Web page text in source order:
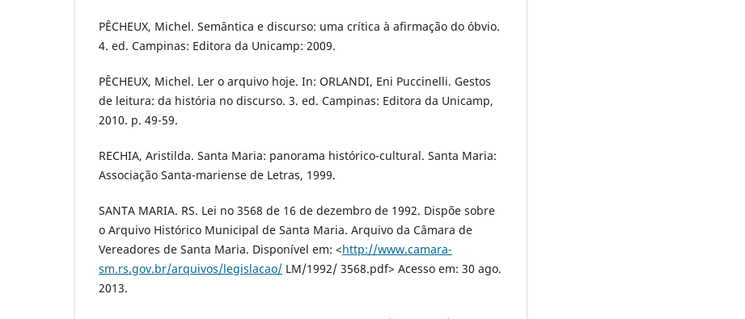
PÊCHEUX, Michel. Semântica e discurso: uma crítica à afirmação do óbvio.
4. ed. Campinas: Editora da Unicamp: 2009.
PÊCHEUX, Michel. Ler o arquivo hoje. In: ORLANDI, Eni Puccinelli. Gestos
de leitura: da história no discurso. 3. ed. Campinas: Editora da Unicamp,
2010. p. 49-59.
RECHIA, Aristilda. Santa Maria: panorama histórico-cultural. Santa Maria:
Associação Santa-mariense de Letras, 1999.
SANTA MARIA. RS. Lei no 3568 de 16 de dezembro de 1992. Dispõe sobre
o Arquivo Histórico Municipal de Santa Maria. Arquivo da Câmara de
Vereadores de Santa Maria. Disponível em: <http://www.camara-
sm.rs.gov.br/arquivos/legislacao/ LM/1992/ 3568.pdf> Acesso em: 30 ago.
2013.